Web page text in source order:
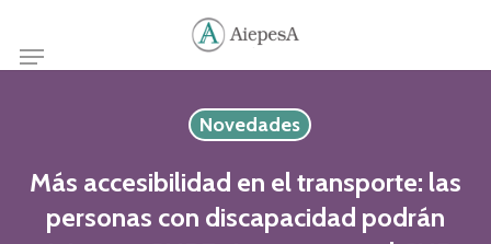
main
Menu
Novedades
Más accesibilidad en el transporte: las
personas con discapacidad podrán